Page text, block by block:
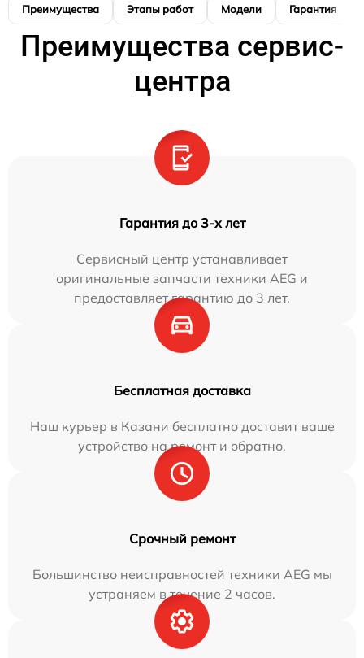
Преимущества Этапы работ Модели Гарантия
Преимущества сервис-
центра
Гарантия до 3-х лет
Сервисный центр устанавливает
оригинальные запчасти техники AEG и
предоставляет гарантию до 3 лет.
Бесплатная доставка
Наш курьер в Казани бесплатно доставит ваше
устройство на ремонт и обратно.
Срочный ремонт
Большинство неисправностей техники AEG мы
устраняем в течение 2 часов.